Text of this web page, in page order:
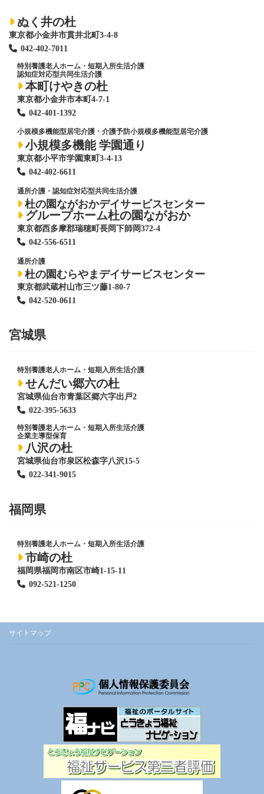
ぬく井の杜
東京都小金井市貫井北町3-4-8
042-402-7011
特別養護老人ホーム ・短期入所生活介護
認知症対応型共同生活介護
本町けやきの杜
東京都小金井市本町4-7-1
042-401-1392
小規模多機能型居宅介護・介護予防小規模多機能型居宅介護
小規模多機能 学園通り
東京都小平市学園東町3-4-13
042-402-6611
通所介護・認知症対応型共同生活介護
杜の園ながおかデイサービスセンター
グループホーム杜の園ながおか
東京都西多摩郡瑞穂町長岡下師岡372-4
042-556-6511
通所介護
杜の園むらやまデイサービスセンター
東京都武蔵村山市三ツ藤1-80-7
042-520-0611
宮城県
特別養護老人ホーム ・短期入所生活介護
せんだい郷六の杜
宮城県仙台市青葉区郷六字出戸2
022-395-5633
特別養護老人ホーム ・短期入所生活介護
企業主導型保育
八沢の杜
宮城県仙台市泉区松森字八沢15-5
022-341-9015
福岡県
特別養護老人ホーム ・短期入所生活介護
市崎の杜
福岡県福岡市南区市崎1-15-11
092-521-1250
サイトマップ